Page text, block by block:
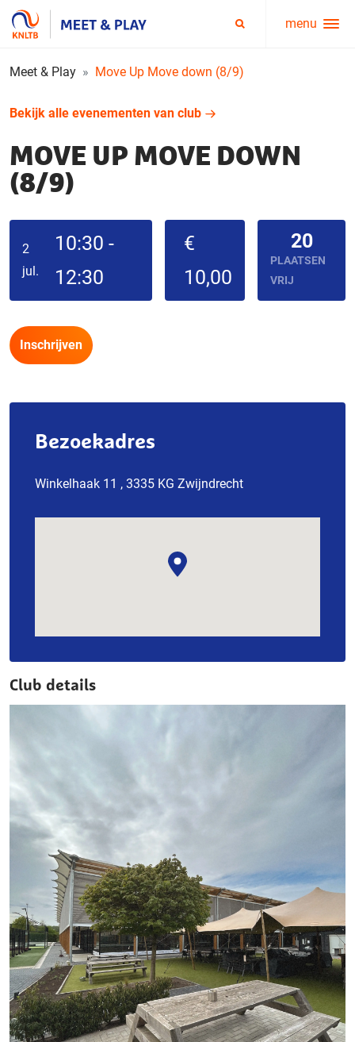
Service
menu
menu
Meet & Play Move Up Move down (8/9)
Bekijk alle evenementen van club
MOVE UP MOVE DOWN
(8/9)
2
jul.
10:30 -
12:30
€
10,00
20
PLAATSEN
VRIJ
Inschrijven
Bezoekadres
Winkelhaak 11 , 3335 KG Zwijndrecht
Club details